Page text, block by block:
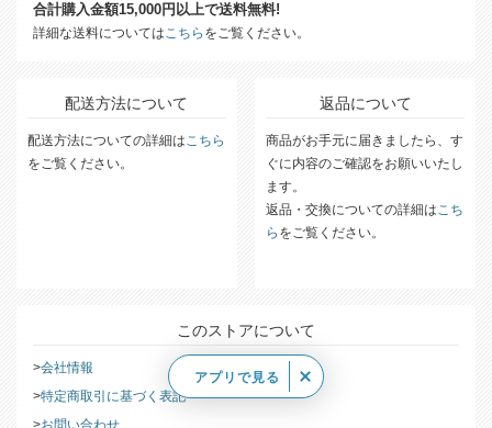
合計購入金額15,000円以上で送料無料!
詳細な送料についてはこちら をご覧ください。
配送方法について
配送方法についての詳細はこちら
をご覧ください。
返品について
商品がお手元に届きましたら、す
ぐに内容のご確認をお願いいたし
ます。
返品・交換についての詳細はこち
ら をご覧ください。
このストアについて
会社情報
特定商取引に基づく表記
アプリで見る